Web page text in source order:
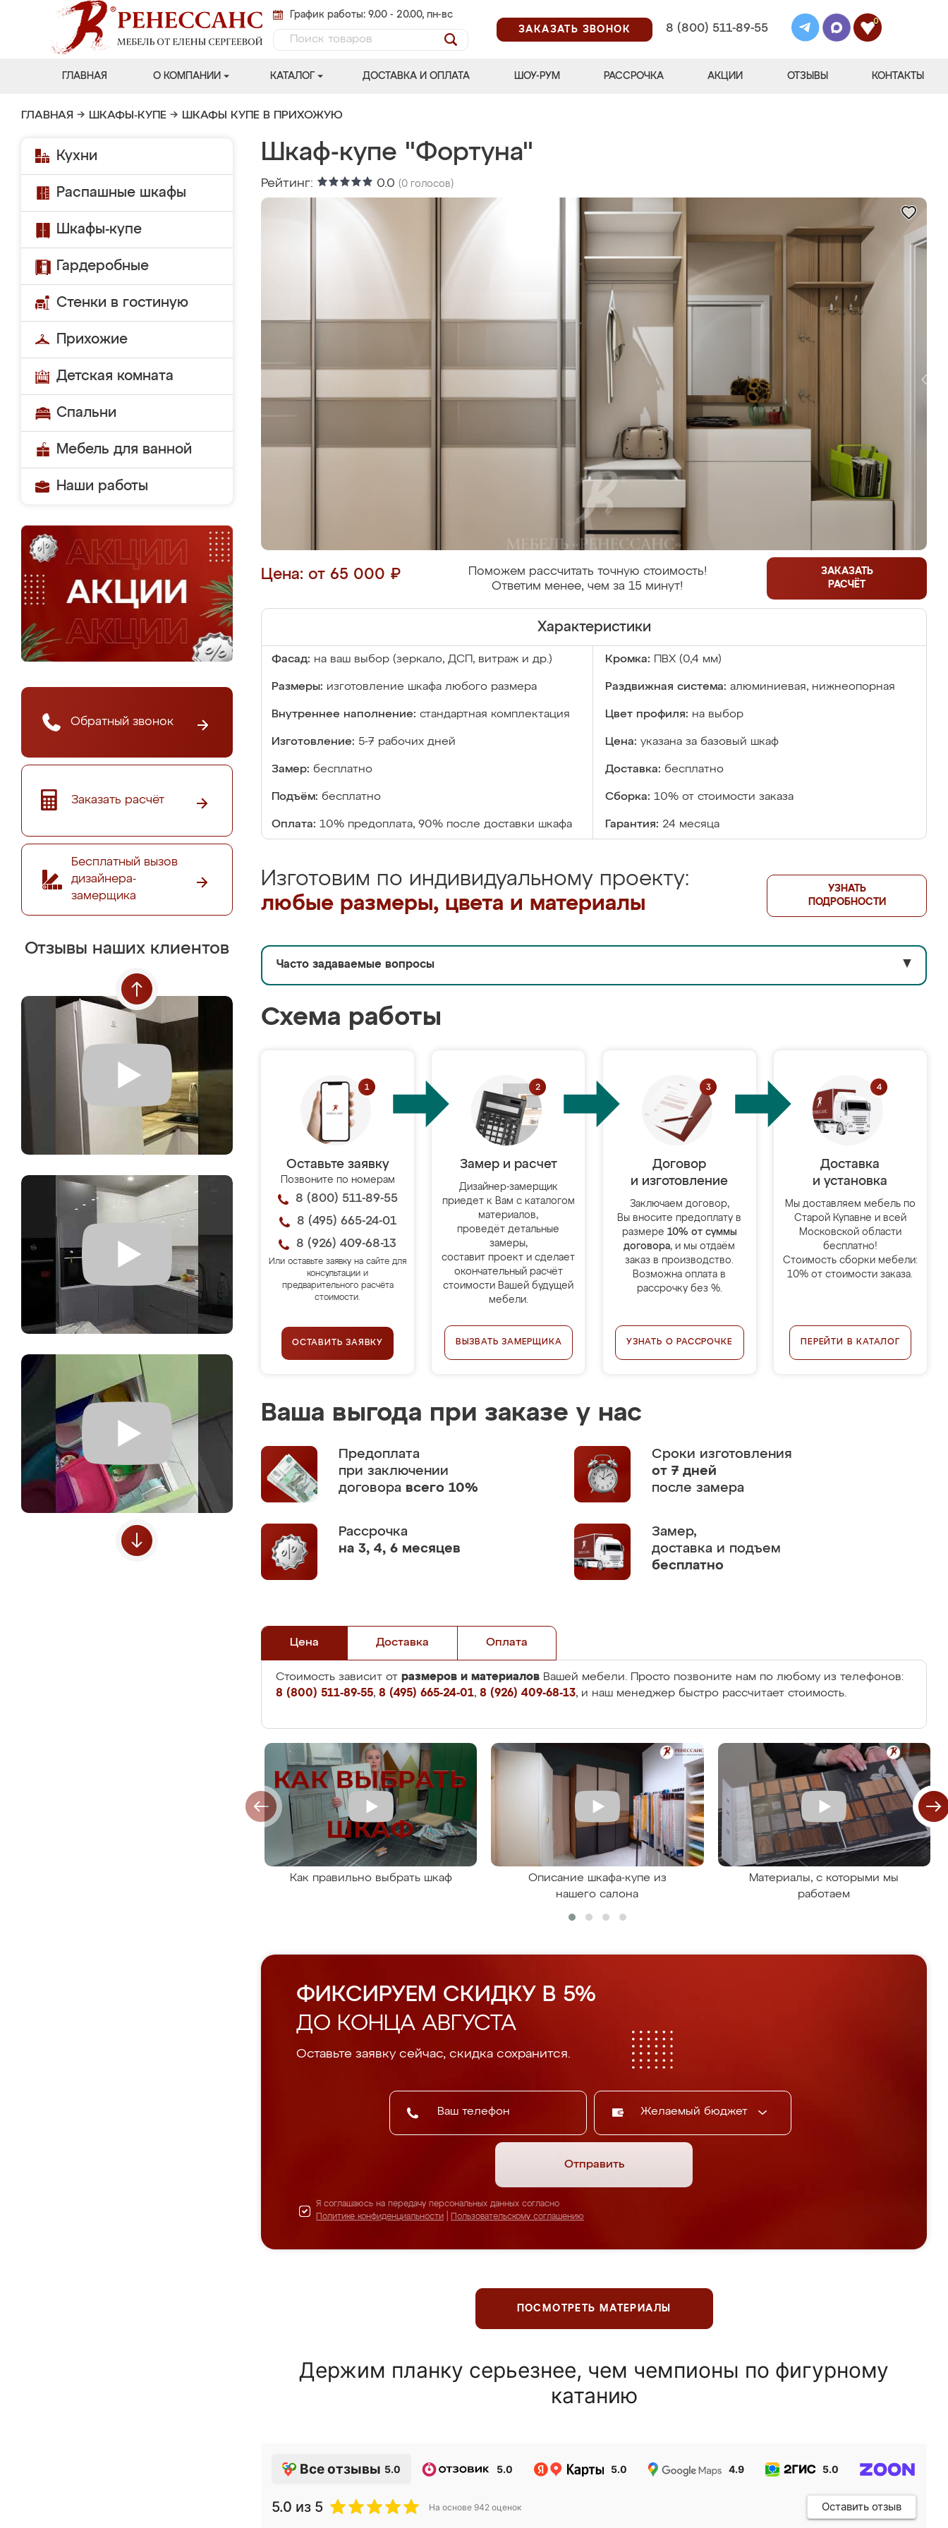
График работы: 9.00 - 20.00, пн-вс
ЗАКАЗАТЬ ЗВОНОК
8 (800) 511-89-55
0
ГЛАВНАЯ О КОМПАНИИ КАТАЛОГ ДОСТАВКА И ОПЛАТА ШОУ-РУМ РАССРОЧКА АКЦИИ ОТЗЫВЫ КОНТАКТЫ
ГЛАВНАЯ → ШКАФЫ-КУПЕ → ШКАФЫ КУПЕ В ПРИХОЖУЮ
Кухни
Распашные шкафы
Шкафы-купе
Гардеробные
Стенки в гостиную
Прихожие
Детская комната
Спальни
Мебель для ванной
Наши работы
Обратный звонок
Заказать расчёт
Бесплатный вызов
дизайнера-
замерщика
Отзывы наших клиентов
Шкаф-купе "Фортуна"
Рейтинг: 0.0 (0 голосов)
Цена: от 65 000 ₽
Поможем рассчитать точную стоимость!
Ответим менее, чем за 15 минут!
ЗАКАЗАТЬ
РАСЧЁТ
Характеристики
Фасад: на ваш выбор (зеркало, ДСП, витраж и др.) Кромка: ПВХ (0,4 мм)
Размеры: изготовление шкафа любого размера Раздвижная система: алюминиевая, нижнеопорная
Внутреннее наполнение: стандартная комплектация Цвет профиля: на выбор
Изготовление: 5-7 рабочих дней Цена: указана за базовый шкаф
Замер: бесплатно Доставка: бесплатно
Подъём: бесплатно Сборка: 10% от стоимости заказа
Оплата: 10% предоплата, 90% после доставки шкафа Гарантия: 24 месяца
Изготовим по индивидуальному проекту:
любые размеры, цвета и материалы
УЗНАТЬ
ПОДРОБНОСТИ
Часто задаваемые вопросы ▼
Схема работы
Оставьте заявку
Позвоните по номерам
8 (800) 511-89-55
8 (495) 665-24-01
8 (926) 409-68-13
Или оставьте заявку на сайте для
консультации и
предварительного расчёта
стоимости.
ОСТАВИТЬ ЗАЯВКУ
Замер и расчет
Дизайнер-замерщик
приедет к Вам с каталогом
материалов,
проведёт детальные
замеры,
составит проект и сделает
окончательный расчёт
стоимости Вашей будущей
мебели.
ВЫЗВАТЬ ЗАМЕРЩИКА
Договор
и изготовление
Заключаем договор,
Вы вносите предоплату в
размере 10% от суммы
договора, и мы отдаём
заказ в производство.
Возможна оплата в
рассрочку без %.
УЗНАТЬ О РАССРОЧКЕ
Доставка
и установка
Мы доставляем мебель по
Старой Купавне и всей
Московской области
бесплатно!
Стоимость сборки мебели:
10% от стоимости заказа.
ПЕРЕЙТИ В КАТАЛОГ
Ваша выгода при заказе у нас
Предоплата
при заключении
договора всего 10%
Сроки изготовления
от 7 дней
после замера
Рассрочка
на 3, 4, 6 месяцев
Замер,
доставка и подъем
бесплатно
Цена Доставка Оплата
Стоимость зависит от размеров и материалов Вашей мебели. Просто позвоните нам по любому из телефонов:
8 (800) 511-89-55, 8 (495) 665-24-01, 8 (926) 409-68-13, и наш менеджер быстро рассчитает стоимость.
Как правильно выбрать шкаф
Описание шкафа-купе из
нашего салона
Материалы, с которыми мы
работаем
ФИКСИРУЕМ СКИДКУ В 5%
ДО КОНЦА АВГУСТА
Оставьте заявку сейчас, скидка сохранится.
Желаемый бюджет
Отправить
Я соглашаюсь на передачу персональных данных согласно
Политике конфиденциальности
Пользовательскому соглашению
ПОСМОТРЕТЬ МАТЕРИАЛЫ
Держим планку серьезнее, чем чемпионы по фигурному
катанию
Все отзывы 5.0 5.0 5.0 4.9 5.0
5.0 из 5 На основе 942 оценок Оставить отзыв